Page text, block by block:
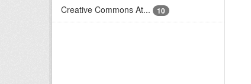
Creative Commons At...
10